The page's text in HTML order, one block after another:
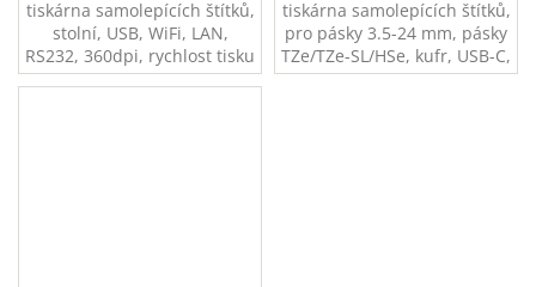
tiskárna samolepících štítků,
stolní, USB, WiFi, LAN,
RS232, 360dpi, rychlost tisku
60 mm/s, tisk na štítky do
tiskárna samolepících štítků,
pro pásky 3.5-24 mm, pásky
TZe/TZe-SL/HSe, kufr, USB-C,
Bluetooth, napájení dobíjecí